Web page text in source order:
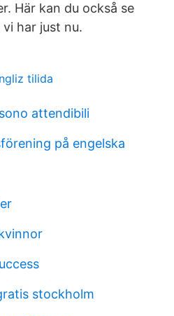
Här kan du också se
har just nu.
tilida
attendibili
på engelska
stockholm